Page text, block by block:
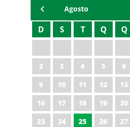
Agosto
D S T Q Q
2
3 4 5 6
9
10 11 12 13
16
17 18 19 20
23
24 25 26 27